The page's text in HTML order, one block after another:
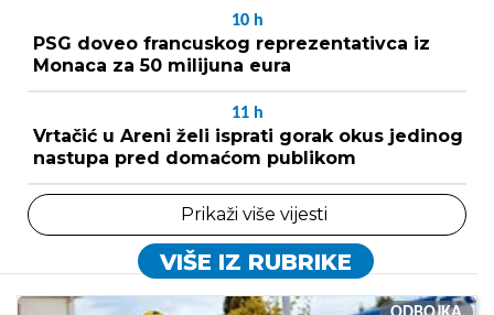
10 h
PSG doveo francuskog reprezentativca iz
Monaca za 50 milijuna eura
11 h
Vrtačić u Areni želi isprati gorak okus jedinog
nastupa pred domaćom publikom
Prikaži više vijesti
VIŠE IZ RUBRIKE